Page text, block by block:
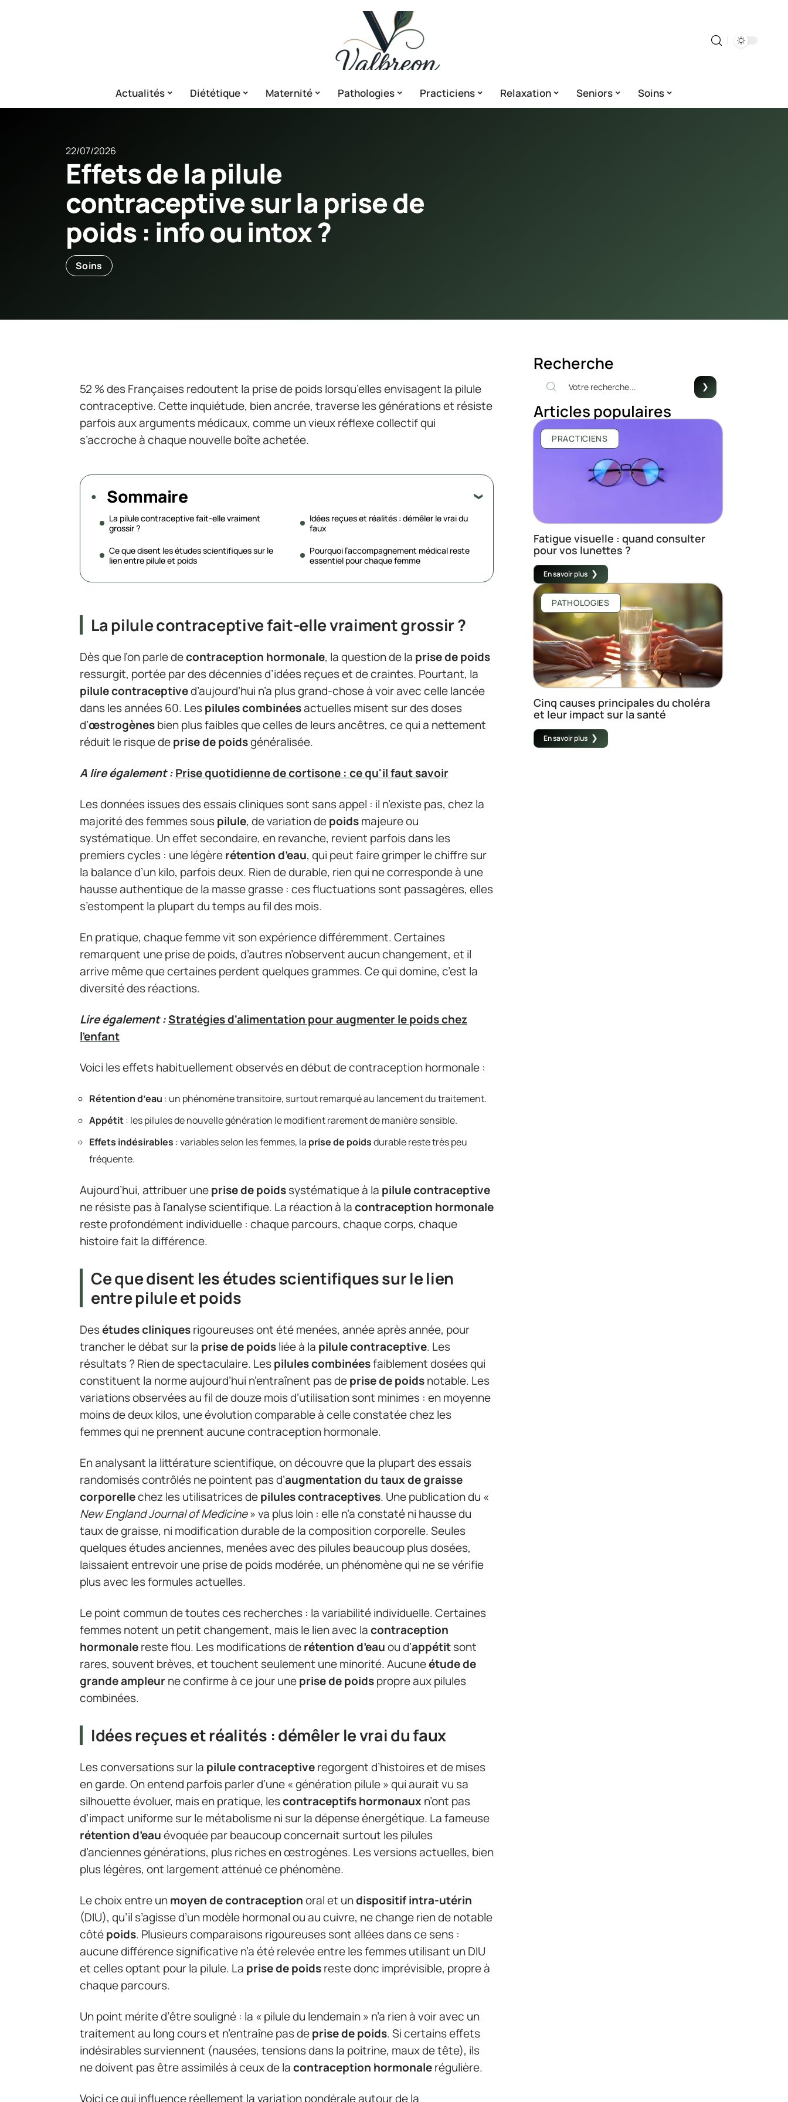
Actualités Diététique Maternité Pathologies Practiciens Relaxation Seniors Soins
22/07/2026
Effets de la pilule
contraceptive sur la prise de
poids : info ou intox ?
Soins
52 % des Françaises redoutent la prise de poids lorsqu’elles envisagent la pilule
contraceptive. Cette inquiétude, bien ancrée, traverse les générations et résiste
parfois aux arguments médicaux, comme un vieux réflexe collectif qui
s’accroche à chaque nouvelle boîte achetée.
Sommaire
La pilule contraceptive fait-elle vraiment
grossir ?
Ce que disent les études scientifiques sur le
lien entre pilule et poids
Idées reçues et réalités : démêler le vrai du
faux
Pourquoi l’accompagnement médical reste
essentiel pour chaque femme
La pilule contraceptive fait-elle vraiment grossir ?
Dès que l’on parle decontraception hormonale, la question de la prise de poids
ressurgit, portée par des décennies d’idées reçues et de craintes. Pourtant, la
pilule contraceptived’aujourd’hui n’a plus grand-chose à voir avec celle lancée
dans les années 60. Lespilules combinéesactuelles misent sur des doses
d’œstrogènesbien plus faibles que celles de leurs ancêtres, ce qui a nettement
réduit le risque deprise de poidsgénéralisée.
A lire également :Prise quotidienne de cortisone : ce qu'il faut savoir
Les données issues des essais cliniques sont sans appel : il n’existe pas, chez la
majorité des femmes souspilule, de variation depoidsmajeure ou
systématique. Un effet secondaire, en revanche, revient parfois dans les
premiers cycles : une légèrerétention d’eau, qui peut faire grimper le chiffre sur
la balance d’un kilo, parfois deux. Rien de durable, rien qui ne corresponde à une
hausse authentique de la masse grasse : ces fluctuations sont passagères, elles
s’estompent la plupart du temps au fil des mois.
En pratique, chaque femme vit son expérience différemment. Certaines
remarquent une prise de poids, d’autres n’observent aucun changement, et il
arrive même que certaines perdent quelques grammes. Ce qui domine, c’est la
diversité des réactions.
Lire également :Stratégies d'alimentation pour augmenter le poids chez
l'enfant
Voici les effets habituellement observés en début de contraception hormonale :
Rétention d’eau : un phénomène transitoire, surtout remarqué au lancement du traitement.
Appétit: les pilules de nouvelle génération le modifient rarement de manière sensible.
Effets indésirables : variables selon les femmes, la prise de poidsdurable reste très peu
fréquente.
Aujourd’hui, attribuer uneprise de poidssystématique à la pilule contraceptive
ne résiste pas à l’analyse scientifique. La réaction à lacontraception hormonale
reste profondément individuelle : chaque parcours, chaque corps, chaque
histoire fait la différence.
Ce que disent les études scientifiques sur le lien
entre pilule et poids
Desétudes cliniquesrigoureuses ont été menées, année après année, pour
trancher le débat sur la prise de poidsliée à la pilule contraceptive. Les
résultats ? Rien de spectaculaire. Lespilules combinéesfaiblement dosées qui
constituent la norme aujourd’hui n’entraînent pas deprise de poidsnotable. Les
variations observées au fil de douze mois d’utilisation sont minimes : en moyenne
moins de deux kilos, une évolution comparable à celle constatée chez les
femmes qui ne prennent aucune contraception hormonale.
En analysant la littérature scientifique, on découvre que la plupart des essais
randomisés contrôlés ne pointent pas d’augmentation du taux de graisse
corporellechez les utilisatrices depilules contraceptives. Une publication du «
New England Journal of Medicine» va plus loin : elle n’a constaté ni hausse du
taux de graisse, ni modification durable de la composition corporelle. Seules
quelques études anciennes, menées avec des pilules beaucoup plus dosées,
laissaient entrevoir une prise de poids modérée, un phénomène qui ne se vérifie
plus avec les formules actuelles.
Le point commun de toutes ces recherches : la variabilité individuelle. Certaines
femmes notent un petit changement, mais le lien avec lacontraception
hormonalereste flou. Les modifications derétention d’eauou d’appétitsont
rares, souvent brèves, et touchent seulement une minorité. Aucuneétude de
grande ampleurne confirme à ce jour uneprise de poidspropre aux pilules
combinées.
Idées reçues et réalités : démêler le vrai du faux
Les conversations sur la pilule contraceptiveregorgent d’histoires et de mises
en garde. On entend parfois parler d’une « génération pilule » qui aurait vu sa
silhouette évoluer, mais en pratique, lescontraceptifs hormonaux n’ont pas
d’impact uniforme sur le métabolisme ni sur la dépense énergétique. La fameuse
rétention d’eauévoquée par beaucoup concernait surtout les pilules
d’anciennes générations, plus riches en œstrogènes. Les versions actuelles, bien
plus légères, ont largement atténué ce phénomène.
Le choix entre unmoyen de contraceptionoral et undispositif intra-utérin
(DIU), qu’il s’agisse d’un modèle hormonal ou au cuivre, ne change rien de notable
côtépoids. Plusieurs comparaisons rigoureuses sont allées dans ce sens :
aucune différence significative n’a été relevée entre les femmes utilisant un DIU
et celles optant pour la pilule. La prise de poidsreste donc imprévisible, propre à
chaque parcours.
Un point mérite d’être souligné : la « pilule du lendemain » n’a rien à voir avec un
traitement au long cours et n’entraîne pas deprise de poids. Si certains effets
indésirables surviennent (nausées, tensions dans la poitrine, maux de tête), ils
ne doivent pas être assimilés à ceux de lacontraception hormonalerégulière.
Voici ce qui influence réellement la variation pondérale autour de la
Recherche
Articles populaires
PRACTICIENS
Fatigue visuelle : quand consulter
pour vos lunettes ?
En savoir plus
PATHOLOGIES
Cinq causes principales du choléra
et leur impact sur la santé
En savoir plus